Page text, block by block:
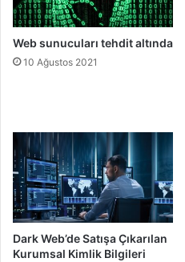
Web sunucuları tehdit altında
10 Ağustos 2021
Dark Web’de Satışa Çıkarılan
Kurumsal Kimlik Bilgileri